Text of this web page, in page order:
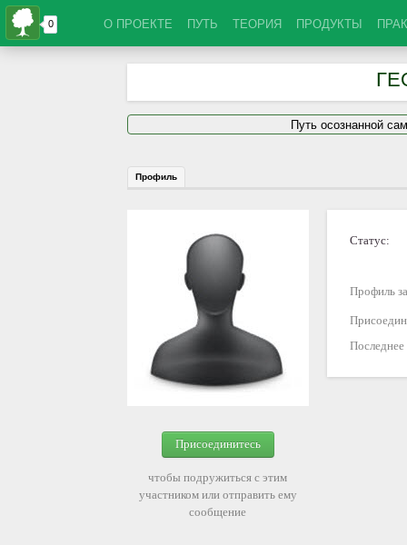
О ПРОЕКТЕ ПУТЬ ТЕОРИЯ ПРОДУКТЫ
Путь осознанной
Профиль
Присоединитесь
чтобы подружиться с этим
участником или отправить ему
сообщение
Статус:
Профиль